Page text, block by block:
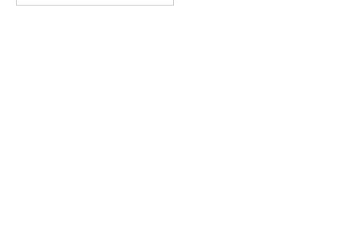
containerfartøj til transport